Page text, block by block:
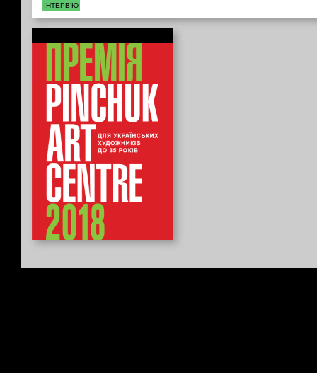
ІНТЕРВ’Ю